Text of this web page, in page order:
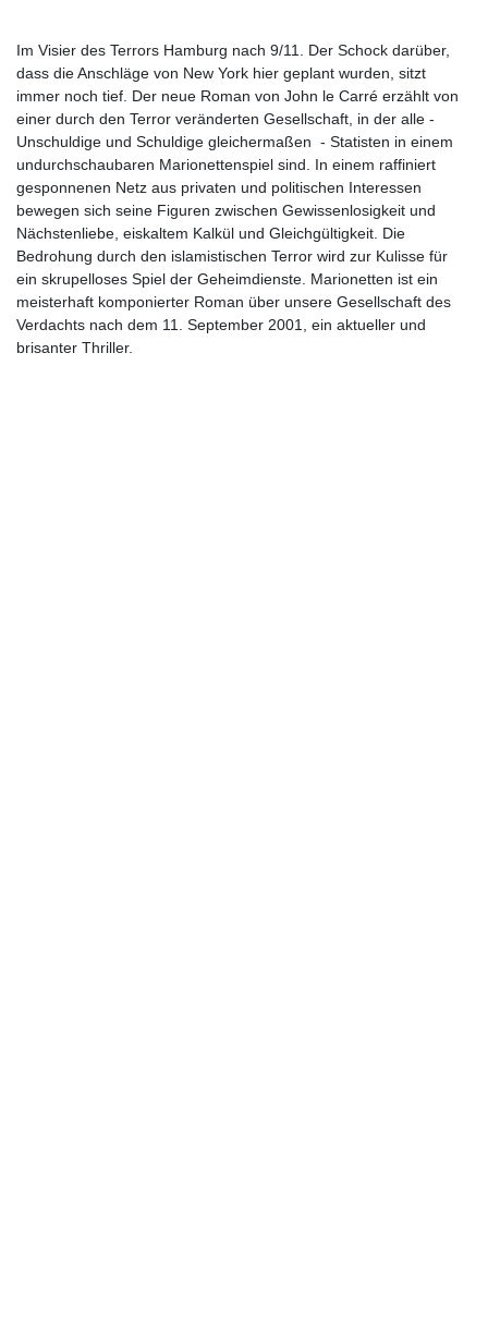
Im Visier des Terrors Hamburg nach 9/11. Der Schock darüber,
dass die Anschläge von New York hier geplant wurden, sitzt
immer noch tief. Der neue Roman von John le Carré erzählt von
einer durch den Terror veränderten Gesellschaft, in der alle -
Unschuldige und Schuldige gleichermaßen - Statisten in einem
undurchschaubaren Marionettenspiel sind. In einem raffiniert
gesponnenen Netz aus privaten und politischen Interessen
bewegen sich seine Figuren zwischen Gewissenlosigkeit und
Nächstenliebe, eiskaltem Kalkül und Gleichgültigkeit. Die
Bedrohung durch den islamistischen Terror wird zur Kulisse für
ein skrupelloses Spiel der Geheimdienste. Marionetten ist ein
meisterhaft komponierter Roman über unsere Gesellschaft des
Verdachts nach dem 11. September 2001, ein aktueller und
brisanter Thriller.